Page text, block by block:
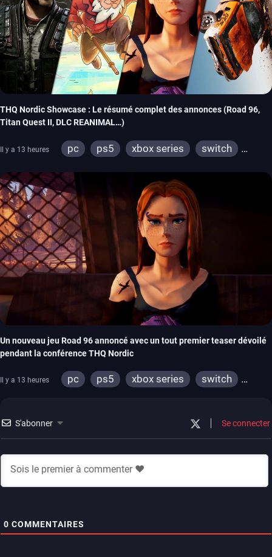
THQ Nordic Showcase : Le résumé complet des annonces (Road 96,
Titan Quest II, DLC REANIMAL…)
Il y a 13 heures pc ps5 xbox series
switch
Un nouveau jeu Road 96 annoncé avec un tout premier teaser dévoilé
pendant la conférence THQ Nordic
Il y a 13 heures pc ps5 xbox series
switch
S'abonner Se connecter
0 COMMENTAIRES